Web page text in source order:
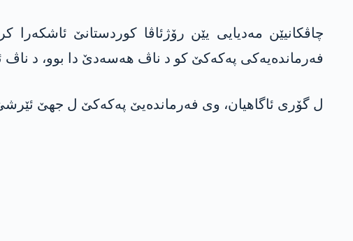
چاڤکانیێن مەدیایی یێن رۆژئاڤا کوردستانێ
فەرماندەیەکی پەکەکێ کو د ناڤ ھەسەدێ دا بوو، د ناڤ
ل گۆری ئاگاھیان، وی فەرماندەیێ پەکەکێ ل جھێ